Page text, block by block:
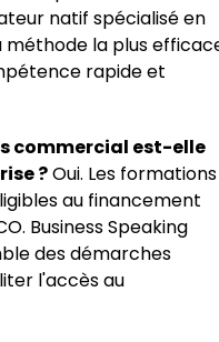
natif spécialisé en
méthode la plus
rapide et
commercial est-elle
?Oui. Les formations
au financement
Business Speaking
des démarches
l'accès au